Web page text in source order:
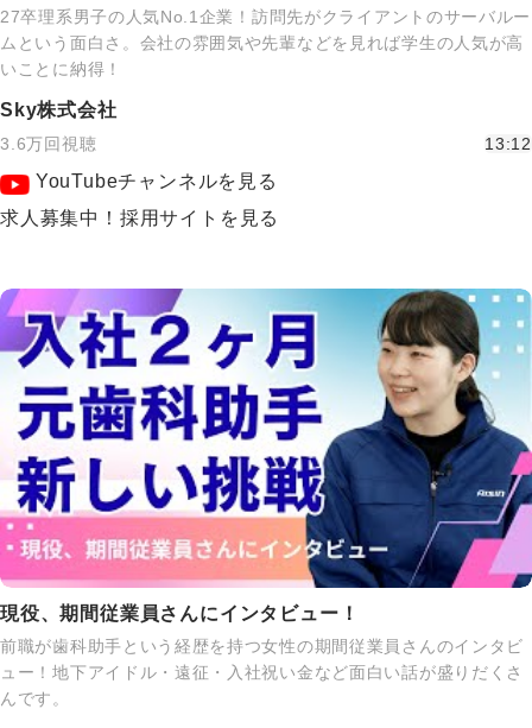
27卒理系男子の人気No.1企業！訪問先がクライアントのサーバルー
ムという面白さ。会社の雰囲気や先輩などを見れば学生の人気が高
いことに納得！
Sky株式会社
3.6万回視聴 13:12
YouTubeチャンネルを見る
求人募集中！採用サイトを見る
現役、期間従業員さんにインタビュー！
前職が歯科助手という経歴を持つ女性の期間従業員さんのインタビ
ュー！地下アイドル・遠征・入社祝い金など面白い話が盛りだくさ
んです。